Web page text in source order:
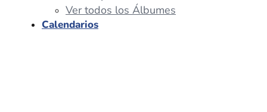
Ver todos los Álbumes
Calendarios